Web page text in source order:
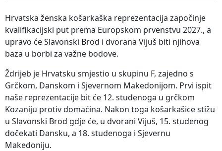
Hrvatska ženska košarkaška reprezentacija započinje
kvalifikacijski put prema Europskom prvenstvu 2027., a
upravo će Slavonski Brod i dvorana Vijuš biti njihova
baza u borbi za važne bodove.
Ždrijeb je Hrvatsku smjestio u skupinu F, zajedno s
Grčkom, Danskom i Sjevernom Makedonijom. Prvi ispit
naše reprezentacije bit će 12. studenoga u grčkom
Kozaniju protiv domaćina. Nakon toga košarkašice stižu
u Slavonski Brod gdje će, u dvorani Vijuš, 15. studenog
dočekati Dansku, a 18. studenoga i Sjevernu
Makedoniju.